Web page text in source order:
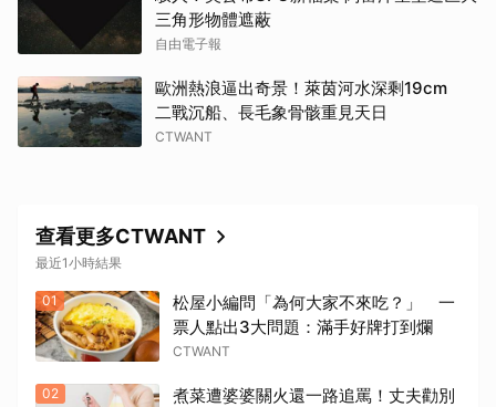
三角形物體遮蔽
自由電子報
歐洲熱浪逼出奇景！萊茵河水深剩19cm
二戰沉船、長毛象骨骸重見天日
CTWANT
查看更多CTWANT
最近1小時結果
01
松屋小編問「為何大家不來吃？」 一
票人點出3大問題：滿手好牌打到爛
CTWANT
02
煮菜遭婆婆關火還一路追罵！丈夫勸別